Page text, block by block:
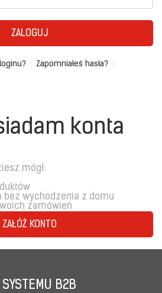
ZALOGUJ
Zapomniałeś hasła?
konta
mógł:
bez wychodzenia z domu
zamówień
ZAŁÓŻ KONTO
B2B